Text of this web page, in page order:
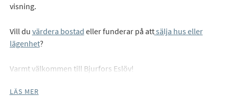
visning.
Vill du värdera bostad eller funderar på attsälja hus eller
lägenhet?
Varmt välkommen till Bjurfors Eslöv!
LÄS MER